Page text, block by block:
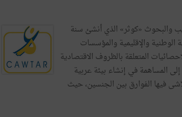
والبحوث «كوثر» الذي أنشئ سنة
الوطنية والإقليمية والمؤسسات
المتعلقة بالظروف الاقتصادية
المساهمة في إنشاء بيئة عربية
فيها الفوارق بين الجنسين، حيث